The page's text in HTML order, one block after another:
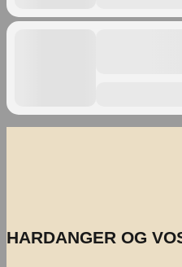
HARDANGER OG